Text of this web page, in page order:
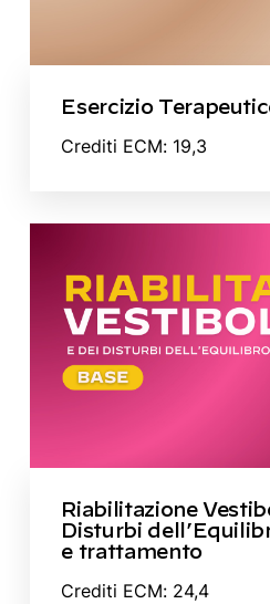
Esercizio
Crediti ECM: 19,3
Riabilitazione
Disturbi
e trattamento
Crediti ECM: 24,4